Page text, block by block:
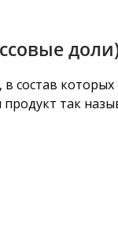
состав
так